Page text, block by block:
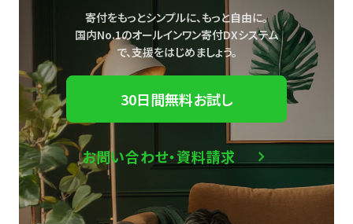
寄付をもっとシンプルに、もっと自由に。
国内No.1のオールインワン寄付DXシステム
で、支援をはじめましょう。
30日間無料お試し
お問い合わせ・資料請求